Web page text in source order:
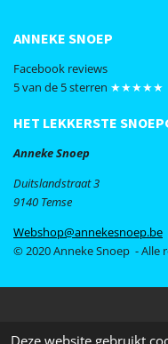
Deze website gebruikt
ANNEKE SNOEP
Facebook reviews
5 van de 5 sterren ★★★★★
HET LEKKERSTE
Anneke Snoep
Duitslandstraat 3
9140 Temse
Webshop@annekesnoep.be
© 2020 Anneke Snoep - Alle